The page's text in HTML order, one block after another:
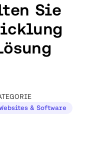
Sie
& Software